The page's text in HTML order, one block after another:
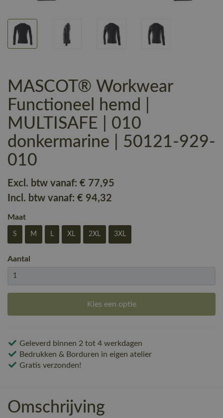
MASCOT® Workwear
Functioneel hemd |
MULTISAFE | 010
donkermarine | 50121-929-
010
Excl. btw vanaf: € 77,95
Incl. btw vanaf: € 94,32
Maat
S M L XL 2XL 3XL
Aantal
Kies een optie
Geleverd binnen 2 tot 4 werkdagen
Bedrukken & Borduren in eigen atelier
Gratis verzonden!
Omschrijving